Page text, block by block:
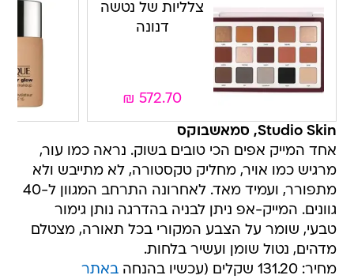
צלליות של נטשה
דנונה
572.70
₪
Studio Skin, סמאשבוקס
אחד המייק אפים הכי טובים בשוק. נראה כמו עור,
מרגיש כמו אויר, מחליק טקסטורה, לא מתייבש ולא
מתפורר, ועמיד מאד. לאחרונה התרחב המגוון ל-40
גוונים. המייק-אפ ניתן לבניה בהדרגה נותן גימור
טבעי, שומר על הצבע המקורי בכל תאורה, מצטלם
מדהים, נטול שומן ועשיר בלחות.
מחיר: 131.20 שקלים (עכשיו בהנחה
באתר